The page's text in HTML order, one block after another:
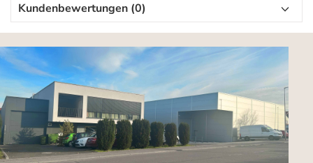
Kundenbewertungen (0)